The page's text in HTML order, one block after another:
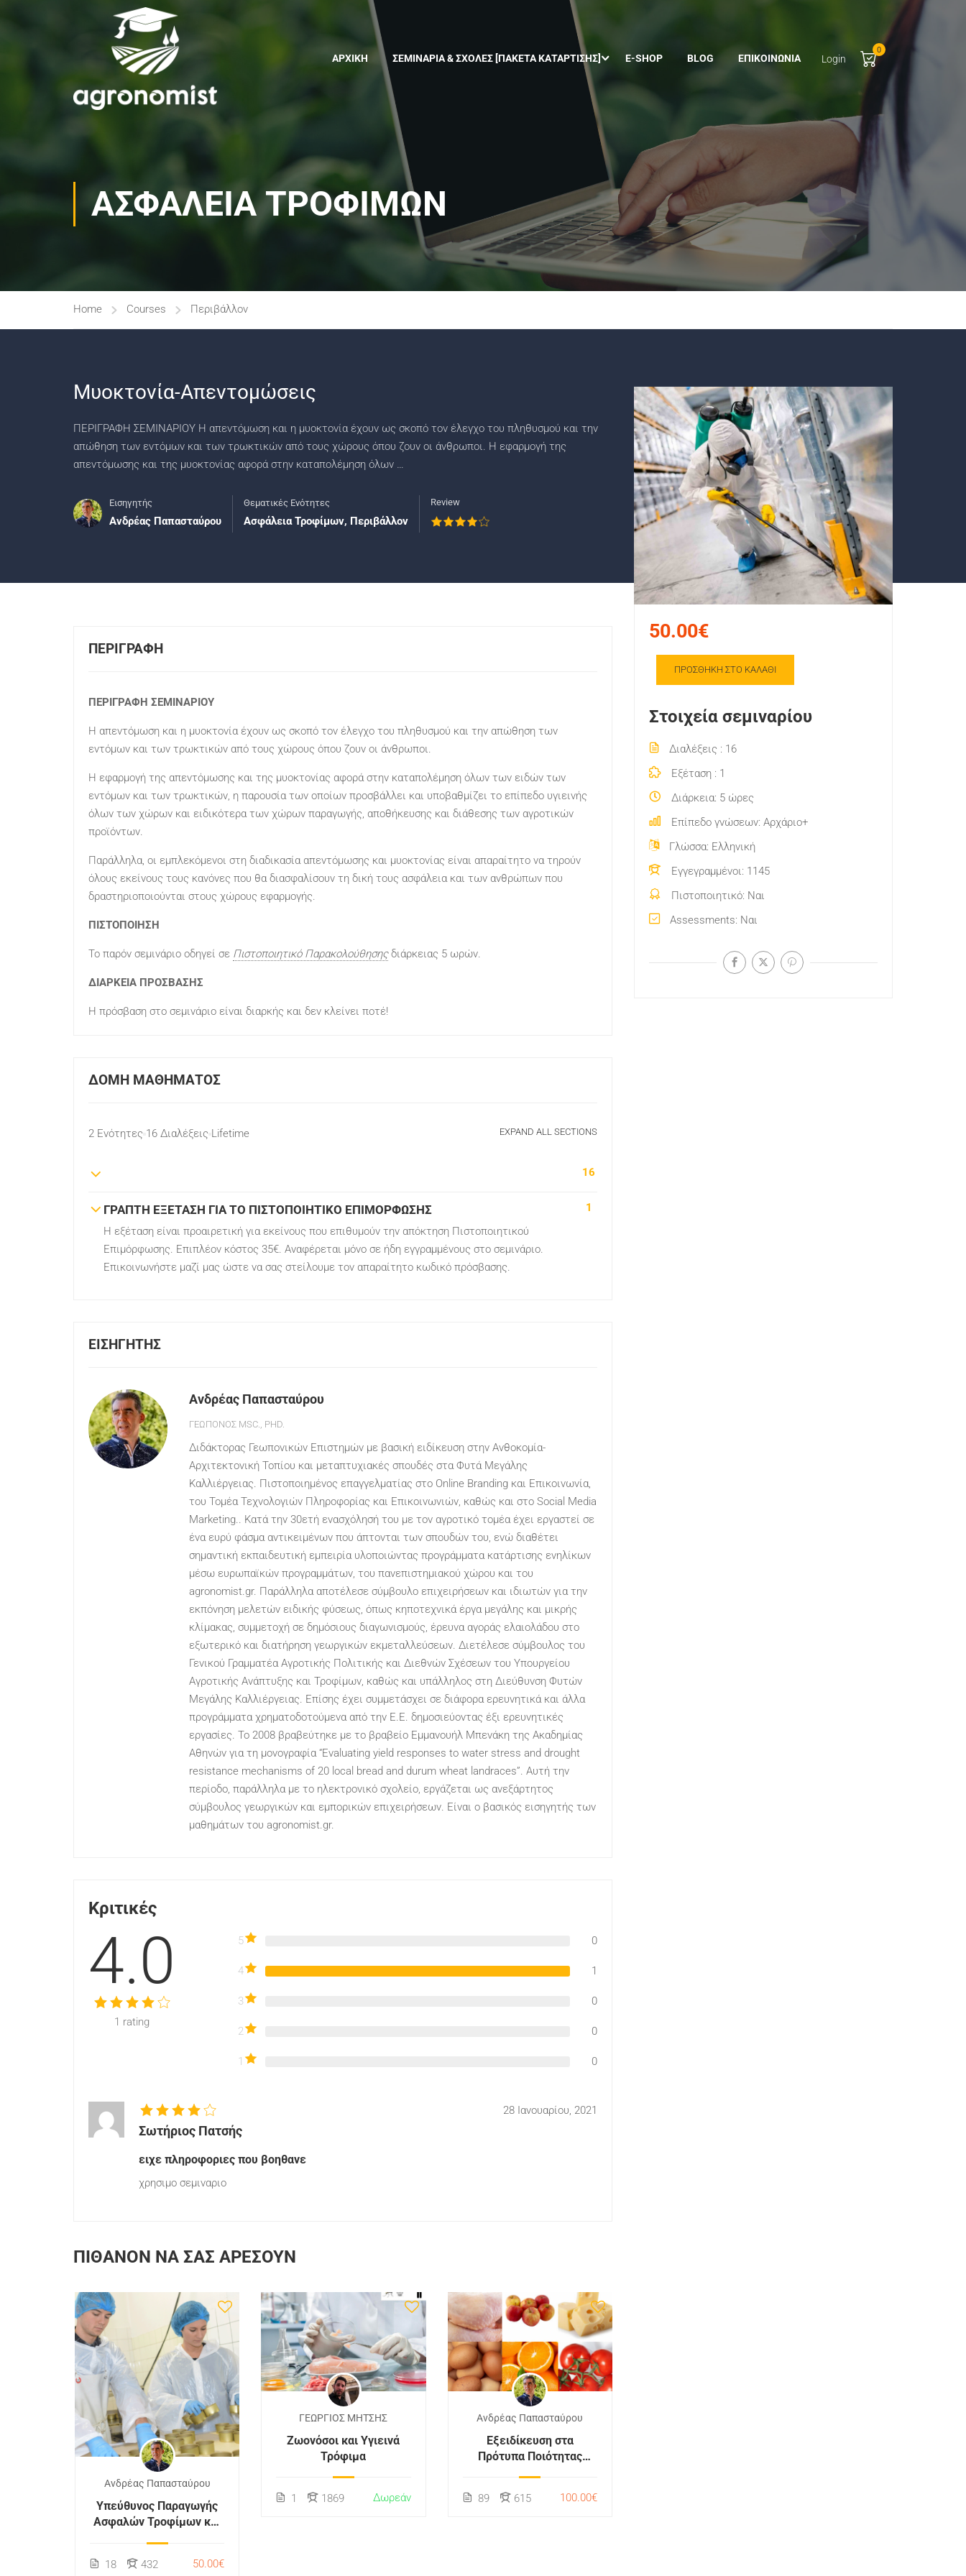
ΑΡΧΙΚΉ ΣΕΜΙΝΆΡΙΑ & ΣΧΟΛΈΣ [ΠΑΚΈΤΑ ΚΑΤΆΡΤΙΣΗΣ] E-SHOP BLOG ΕΠΙΚΟΙΝΩΝΊΑ Login
0
ΑΣΦΆΛΕΙΑ ΤΡΟΦΊΜΩΝ
Home Courses Περιβάλλον
Μυοκτονία-Απεντομώσεις
ΠΕΡΙΓΡΑΦΗ ΣΕΜΙΝΑΡΙΟΥ Η απεντόμωση και η μυοκτονία έχουν ως σκοπό τον έλεγχο του πληθυσμού και την
απώθηση των εντόμων και των τρωκτικών από τους χώρους όπου ζουν οι άνθρωποι. Η εφαρμογή της
απεντόμωσης και της μυοκτονίας αφορά στην καταπολέμηση όλων …
Εισηγητής
Ανδρέας Παπασταύρου
Θεματικές Ενότητες
Ασφάλεια Τροφίμων, Περιβάλλον
Review
ΠΕΡΙΓΡΑΦΉ
ΠΕΡΙΓΡΑΦΗ ΣΕΜΙΝΑΡΙΟΥ
Η απεντόμωση και η μυοκτονία έχουν ως σκοπό τον έλεγχο του πληθυσμού και την απώθηση των
εντόμων και των τρωκτικών από τους χώρους όπου ζουν οι άνθρωποι.
Η εφαρμογή της απεντόμωσης και της μυοκτονίας αφορά στην καταπολέμηση όλων των ειδών των
εντόμων και των τρωκτικών, η παρουσία των οποίων προσβάλλει και υποβαθμίζει το επίπεδο υγιεινής
όλων των χώρων και ειδικότερα των χώρων παραγωγής, αποθήκευσης και διάθεσης των αγροτικών
προϊόντων.
Παράλληλα, οι εμπλεκόμενοι στη διαδικασία απεντόμωσης και μυοκτονίας είναι απαραίτητο να τηρούν
όλους εκείνους τους κανόνες που θα διασφαλίσουν τη δική τους ασφάλεια και των ανθρώπων που
δραστηριοποιούνται στους χώρους εφαρμογής.
ΠΙΣΤΟΠΟΙΗΣΗ
Το παρόν σεμινάριο οδηγεί σε Πιστοποιητικό Παρακολούθησηςδιάρκειας 5 ωρών.
ΔΙΑΡΚΕΙΑ ΠΡΟΣΒΑΣΗΣ
Η πρόσβαση στο σεμινάριο είναι διαρκής και δεν κλείνει ποτέ!
ΔΟΜΉ ΜΑΘΉΜΑΤΟΣ
2 Ενότητες 16 Διαλέξεις Lifetime EXPAND ALL SECTIONS
16
ΓΡΑΠΤΗ ΕΞΕΤΑΣΗ ΓΙΑ ΤΟ ΠΙΣΤΟΠΟΙΗΤΙΚΟ ΕΠΙΜΟΡΦΩΣΗΣ
Η εξέταση είναι προαιρετική για εκείνους που επιθυμούν την απόκτηση Πιστοποιητικού
Επιμόρφωσης. Επιπλέον κόστος 35€. Αναφέρεται μόνο σε ήδη εγγραμμένους στο σεμινάριο.
Επικοινωνήστε μαζί μας ώστε να σας στείλουμε τον απαραίτητο κωδικό πρόσβασης.
1
ΕΙΣΗΓΗΤΉΣ
Ανδρέας Παπασταύρου
ΓΕΩΠΌΝΟΣ MSC., PHD.
Διδάκτορας Γεωπονικών Επιστημών με βασική ειδίκευση στην Ανθοκομία-
Αρχιτεκτονική Τοπίου και μεταπτυχιακές σπουδές στα Φυτά Μεγάλης
Καλλιέργειας. Πιστοποιημένος επαγγελματίας στο Online Branding και Επικοινωνία,
του Τομέα Τεχνολογιών Πληροφορίας και Επικοινωνιών, καθώς και στο Social Media
Marketing.. Κατά την 30ετή ενασχόλησή του με τον αγροτικό τομέα έχει εργαστεί σε
ένα ευρύ φάσμα αντικειμένων που άπτονται των σπουδών του, ενώ διαθέτει
σημαντική εκπαιδευτική εμπειρία υλοποιώντας προγράμματα κατάρτισης ενηλίκων
μέσω ευρωπαϊκών προγραμμάτων, του πανεπιστημιακού χώρου και του
agronomist.gr. Παράλληλα αποτέλεσε σύμβουλο επιχειρήσεων και ιδιωτών για την
εκπόνηση μελετών ειδικής φύσεως, όπως κηποτεχνικά έργα μεγάλης και μικρής
κλίμακας, συμμετοχή σε δημόσιους διαγωνισμούς, έρευνα αγοράς ελαιολάδου στο
εξωτερικό και διατήρηση γεωργικών εκμεταλλεύσεων. Διετέλεσε σύμβουλος του
Γενικού Γραμματέα Αγροτικής Πολιτικής και Διεθνών Σχέσεων του Υπουργείου
Αγροτικής Ανάπτυξης και Τροφίμων, καθώς και υπάλληλος στη Διεύθυνση Φυτών
Μεγάλης Καλλιέργειας. Επίσης έχει συμμετάσχει σε διάφορα ερευνητικά και άλλα
προγράμματα χρηματοδοτούμενα από την Ε.Ε. δημοσιεύοντας έξι ερευνητικές
εργασίες. Το 2008 βραβεύτηκε με το βραβείο Εμμανουήλ Μπενάκη της Ακαδημίας
Αθηνών για τη μονογραφία “Evaluating yield responses to water stress and drought
resistance mechanisms of 20 local bread and durum wheat landraces”. Αυτή την
περίοδο, παράλληλα με το ηλεκτρονικό σχολείο, εργάζεται ως ανεξάρτητος
σύμβουλος γεωργικών και εμπορικών επιχειρήσεων. Είναι ο βασικός εισηγητής των
μαθημάτων του agronomist.gr.
Κριτικές
4.0
1 rating
5 0
4 1
3 0
2 0
1 0
Σωτήριος Πατσής
28 Ιανουαρίου, 2021
ειχε πληροφοριες που βοηθανε
χρησιμο σεμιναριο
ΠΙΘΑΝΌΝ ΝΑ ΣΑΣ ΑΡΈΣΟΥΝ
Ανδρέας Παπασταύρου
Υπεύθυνος Παραγωγής
Ασφαλών Τροφίμων και
18 432 50.00€
ΓΕΩΡΓΙΟΣ ΜΗΤΣΗΣ
Ζωονόσοι και Υγιεινά
Τρόφιμα
1 1869 Δωρεάν
Ανδρέας Παπασταύρου
Εξειδίκευση στα
Πρότυπα Ποιότητας
89 615 100.00€
50.00€
ΠΡΟΣΘΉΚΗ ΣΤΟ ΚΑΛΆΘΙ
Στοιχεία σεμιναρίου
Διαλέξεις
16
Εξέταση
1
Διάρκεια 5 ώρες
Επίπεδο γνώσεων Αρχάριο+
Γλώσσα Ελληνική
Εγγεγραμμένοι 1145
Πιστοποιητικό Ναι
Assessments Ναι